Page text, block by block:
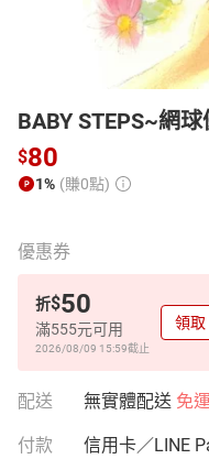
BABY STEPS~網
$80
1% (賺0點)
優惠券
折$50
滿555元可用
2026/08/09 15:59截止
領取
配送 無實體配送 免運
付款 信用卡／LINE